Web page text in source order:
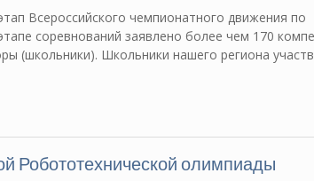
Всероссийского чемпионатного движения по
соревнований заявлено более чем 170
(школьники). Школьники нашего региона
Робототехнической олимпиады